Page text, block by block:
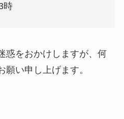
時
惑をおかけしますが、何
い申し上げます。